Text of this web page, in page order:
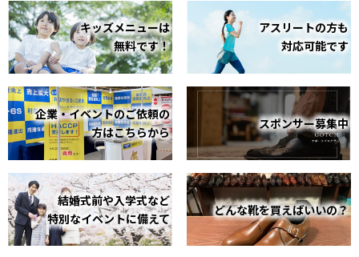
キッズメニューは
無料です！
アスリートの方も
対応可能です
企業・イベントのご依頼の
方はこちらから
スポンサー募集中
結婚式前や入学式など
特別なイベントに備えて
どんな靴を買えばいいの？